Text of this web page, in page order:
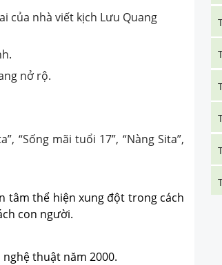
của nhà viết kịch Lưu Quang
nở rộ.
“Sống mãi tuổi 17”, “Nàng Sita”,
tâm thể hiện xung đột trong cách
con người.
thuật năm 2000.